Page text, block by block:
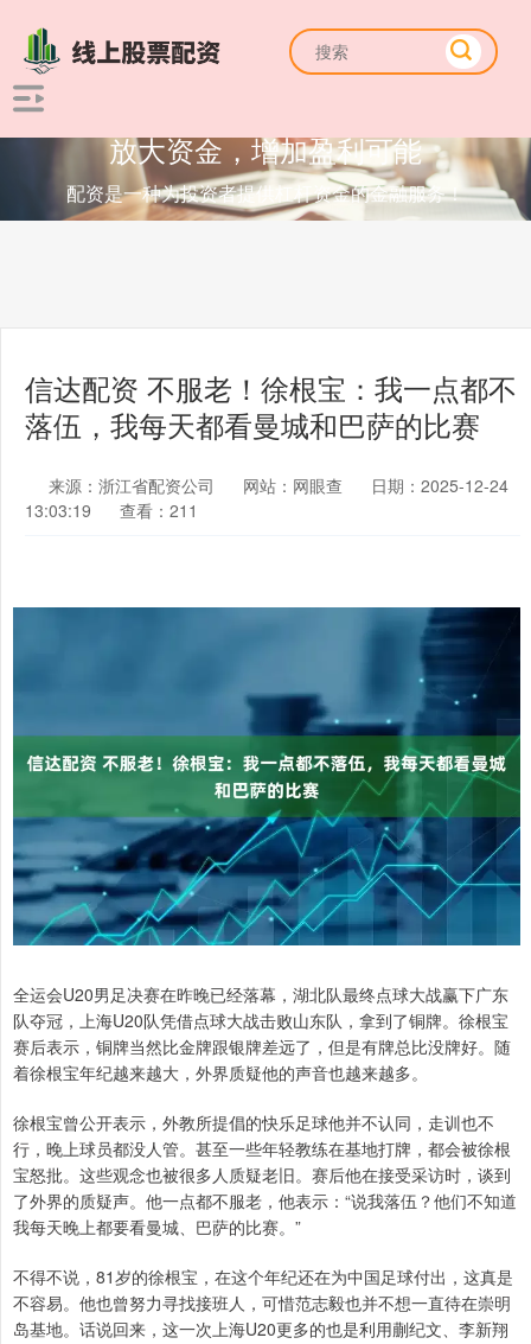
放大资金，增加盈利可能
配资是一种为投资者提供杠杆资金的金融服务！
信达配资 不服老！徐根宝：我一点都不
落伍，我每天都看曼城和巴萨的比赛
来源：浙江省配资公司 网站：网眼查
日期：2025-12-24
13:03:19
查看：211
全运会U20男足决赛在昨晚已经落幕，湖北队最终点球大战赢下广东
队夺冠，上海U20队凭借点球大战击败山东队，拿到了铜牌。徐根宝
赛后表示，铜牌当然比金牌跟银牌差远了，但是有牌总比没牌好。随
着徐根宝年纪越来越大，外界质疑他的声音也越来越多。
徐根宝曾公开表示，外教所提倡的快乐足球他并不认同，走训也不
行，晚上球员都没人管。甚至一些年轻教练在基地打牌，都会被徐根
宝怒批。这些观念也被很多人质疑老旧。赛后他在接受采访时，谈到
了外界的质疑声。他一点都不服老，他表示：“说我落伍？他们不知道
我每天晚上都要看曼城、巴萨的比赛。”
不得不说，81岁的徐根宝，在这个年纪还在为中国足球付出，这真是
不容易。他也曾努力寻找接班人，可惜范志毅也并不想一直待在崇明
岛基地。话说回来，这一次上海U20更多的也是利用蒯纪文、李新翔